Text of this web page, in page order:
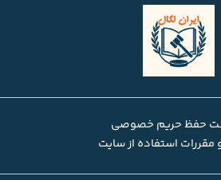
حفظ حریم خصوصی
مقررات استفاده از سایت